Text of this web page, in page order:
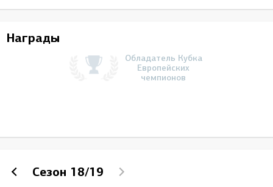
Награды
Обладатель Кубка
Европейских
чемпионов
Сезон 18/19